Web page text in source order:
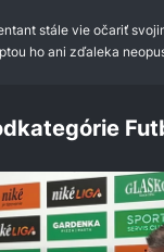
stále vie očariť
ho ani zďaleka